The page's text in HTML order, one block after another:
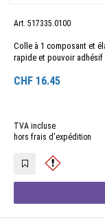
Art. 517335.0100
Colle à 1 composant et
rapide et pouvoir adhésif
CHF 16.45
TVA incluse
hors frais d'expédition